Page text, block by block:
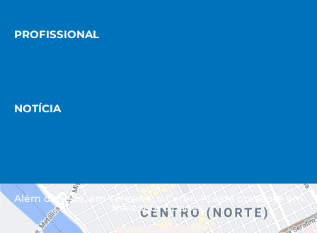
PROFISSIONAL
NOTÍCIA
Além da sede, em Teresina, o Coren-PI está presente em
mais sete cidades.